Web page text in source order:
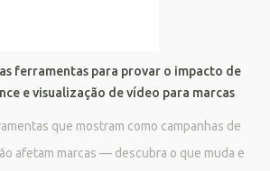
ferramentas para provar o impacto de
e visualização de vídeo para marcas
que mostram como campanhas de
afetam marcas — descubra o que muda e